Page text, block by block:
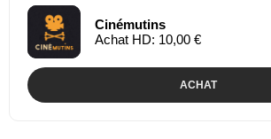
Cinémutins
Achat HD: 10,00 €
ACHAT